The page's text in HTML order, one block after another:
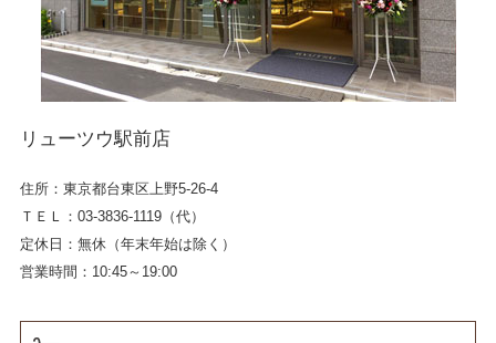
リューツウ駅前店
住所：東京都台東区上野5-26-4
ＴＥＬ：03-3836-1119（代）
定休日：無休（年末年始は除く）
営業時間：10:45～19:00